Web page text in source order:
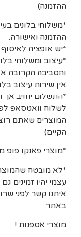
ההזמנה)
ההזמנה ואישורה.
*יש אופציה
*עיצוב ומשלוחי
והסביבה הקרובה
אין שירות עיצוב
*התשלום יחויב אך
לשלוח וואטסאפ
המוצרים שאתם
הקיים)
*מוצרי פאנקו פופ
*לא מובטח
עצמי יהיו זמינים
איתנו קשר לפני
באתר.
מוצרי אספנות !